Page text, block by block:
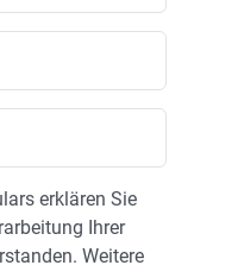
erklären Sie
Ihrer
Weitere